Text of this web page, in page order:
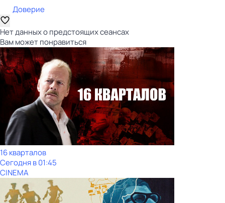
Доверие
Нет данных о предстоящих сеансах
Вам может понравиться
16 кварталов
Сегодня в 01:45
CINEMA